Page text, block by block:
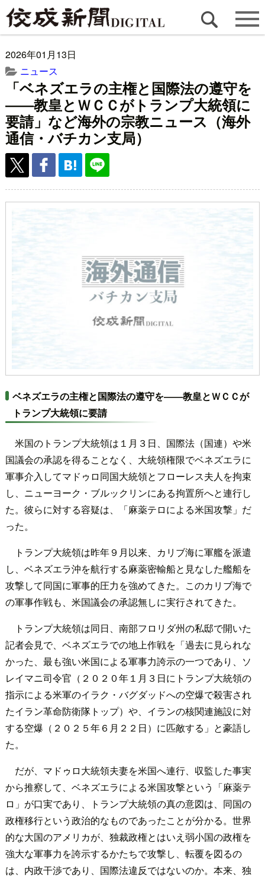
2026年01月13日
ニュース
「ベネズエラの主権と国際法の遵守を
――教皇とＷＣＣがトランプ大統領に
要請」など海外の宗教ニュース（海外
通信・バチカン支局）
ベネズエラの主権と国際法の遵守を――教皇とＷＣＣが
トランプ大統領に要請
米国のトランプ大統領は１月３日、国際法（国連）や米
国議会の承認を得ることなく、大統領権限でベネズエラに
軍事介入してマドゥロ同国大統領とフローレス夫人を拘束
し、ニューヨーク・ブルックリンにある拘置所へと連行し
た。彼らに対する容疑は、「麻薬テロによる米国攻撃」だ
った。
トランプ大統領は昨年９月以来、カリブ海に軍艦を派遣
し、ベネズエラ沖を航行する麻薬密輸船と見なした艦船を
攻撃して同国に軍事的圧力を強めてきた。このカリブ海で
の軍事作戦も、米国議会の承認無しに実行されてきた。
トランプ大統領は同日、南部フロリダ州の私邸で開いた
記者会見で、ベネズエラでの地上作戦を「過去に見られな
かった、最も強い米国による軍事力誇示の一つであり、ソ
レイマニ司令官（２０２０年１月３日にトランプ大統領の
指示による米軍のイラク・バグダッドへの空爆で殺害され
たイラン革命防衛隊トップ）や、イランの核関連施設に対
する空爆（２０２５年６月２２日）に匹敵する」と豪語し
た。
だが、マドゥロ大統領夫妻を米国へ連行、収監した事実
から推察して、ベネズエラによる米国攻撃という「麻薬テ
ロ」が口実であり、トランプ大統領の真の意図は、同国の
政権移行という政治的なものであったことが分かる。世界
的な大国のアメリカが、独裁政権とはいえ弱小国の政権を
強大な軍事力を誇示するかたちで攻撃し、転覆を図るの
は、内政干渉であり、国際法違反ではないのか。本来、独